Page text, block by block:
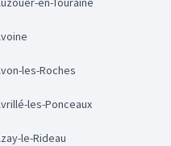
Avoine
Avon-les-Roches
Avrillé-les-Ponceaux
Azay-le-Rideau